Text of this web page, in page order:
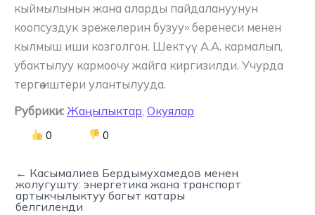
кыймылынын жана аларды пайдалануунун
коопсуздук эрежелерин бузуу» беренеси менен
кылмыш иши козголгон. Шектүү А.А. кармалып,
убактылуу кармоочу жайга киргизилди. Учурда
тергөө иштери улантылууда.
Рубрики: Жаңылыктар, Окуялар
0 0
← Касымалиев Бердымухамедов менен
жолугушту: энергетика жана транспорт
артыкчылыктуу багыт катары
белгиленди